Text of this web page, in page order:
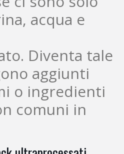
acqua e
Diventa tale
aggiunti
o ingredienti
comuni in